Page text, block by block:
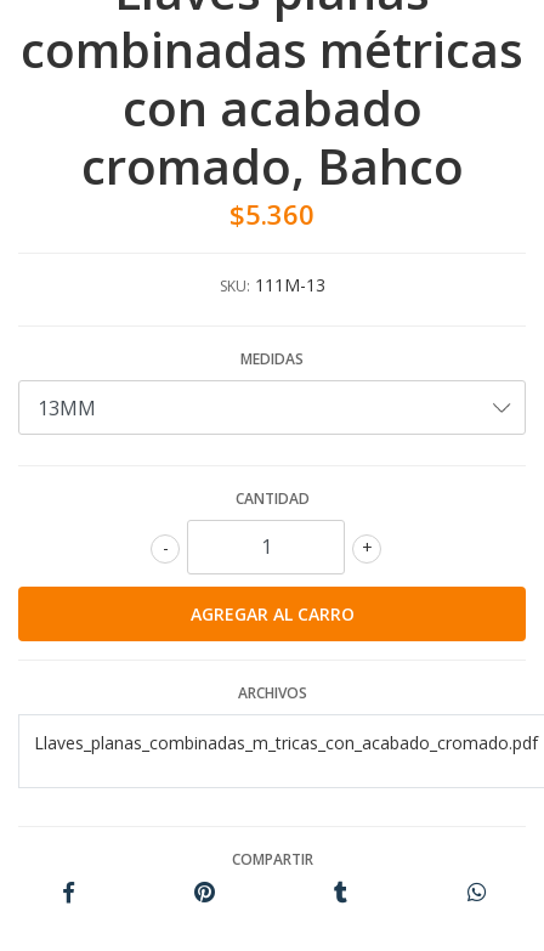
combinadas métricas
con acabado
cromado, Bahco
$5.360
SKU: 111M-13
MEDIDAS
CANTIDAD
+
-
ARCHIVOS
Llaves_planas_combinadas_m_tricas_con_acabado_cromado.pdf
COMPARTIR